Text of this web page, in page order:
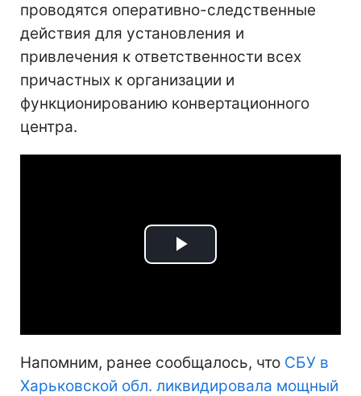
проводятся оперативно-следственные
действия для установления и
привлечения к ответственности всех
причастных к организации и
функционированию конвертационного
центра.
Play
Напомним, ранее сообщалось, что СБУ в
Харьковской обл. ликвидировала мощный